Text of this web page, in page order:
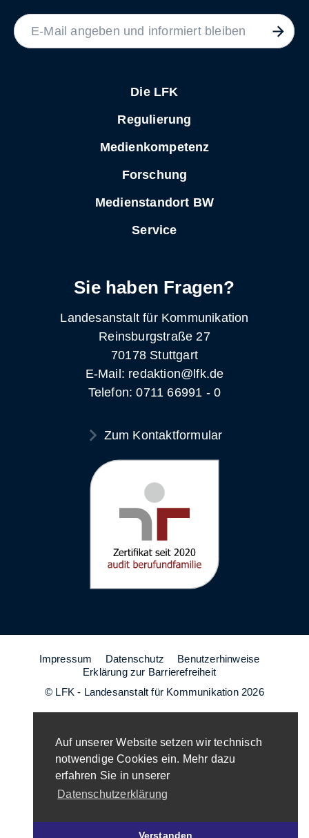
Auf unserer Website setzen wir technisch
notwendige Cookies ein. Mehr dazu
erfahren Sie in unserer
Datenschutzerklärung
Verstanden
Die LFK
Regulierung
Medienkompetenz
Forschung
Medienstandort BW
Service
Sie haben Fragen?
Landesanstalt für Kommunikation
Reinsburgstraße 27
70178 Stuttgart
E-Mail: redaktion@lfk.de
Telefon: 0711 66991 - 0
Zum Kontaktformular
Impressum Datenschutz
Benutzerhinweise
Erklärung zur Barrierefreiheit
© LFK - Landesanstalt für Kommunikation 2026